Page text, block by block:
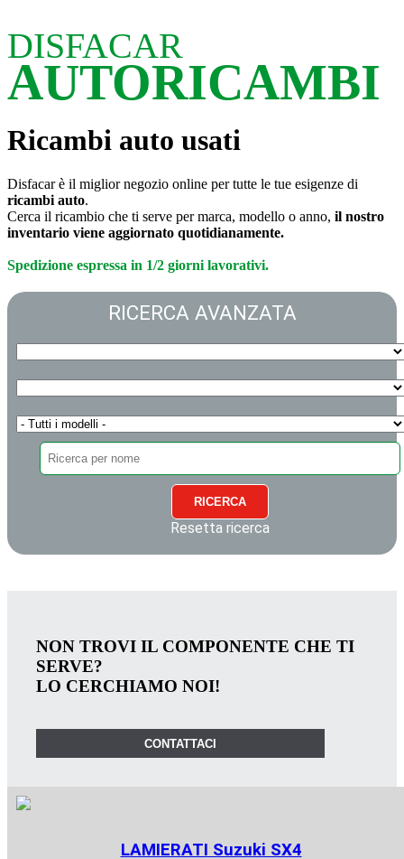
DISFACAR
AUTORICAMBI
Ricambi auto usati
Disfacar è il miglior negozio online per tutte le tue esigenze di
ricambi auto.
Cerca il ricambio che ti serve per marca, modello o anno, il nostro
inventario viene aggiornato quotidianamente.
Spedizione espressa in 1/2 giorni lavorativi.
RICERCA AVANZATA
RICERCA
Resetta ricerca
NON TROVI IL COMPONENTE CHE TI
SERVE?
LO CERCHIAMO NOI!
CONTATTACI
LAMIERATI Suzuki SX4